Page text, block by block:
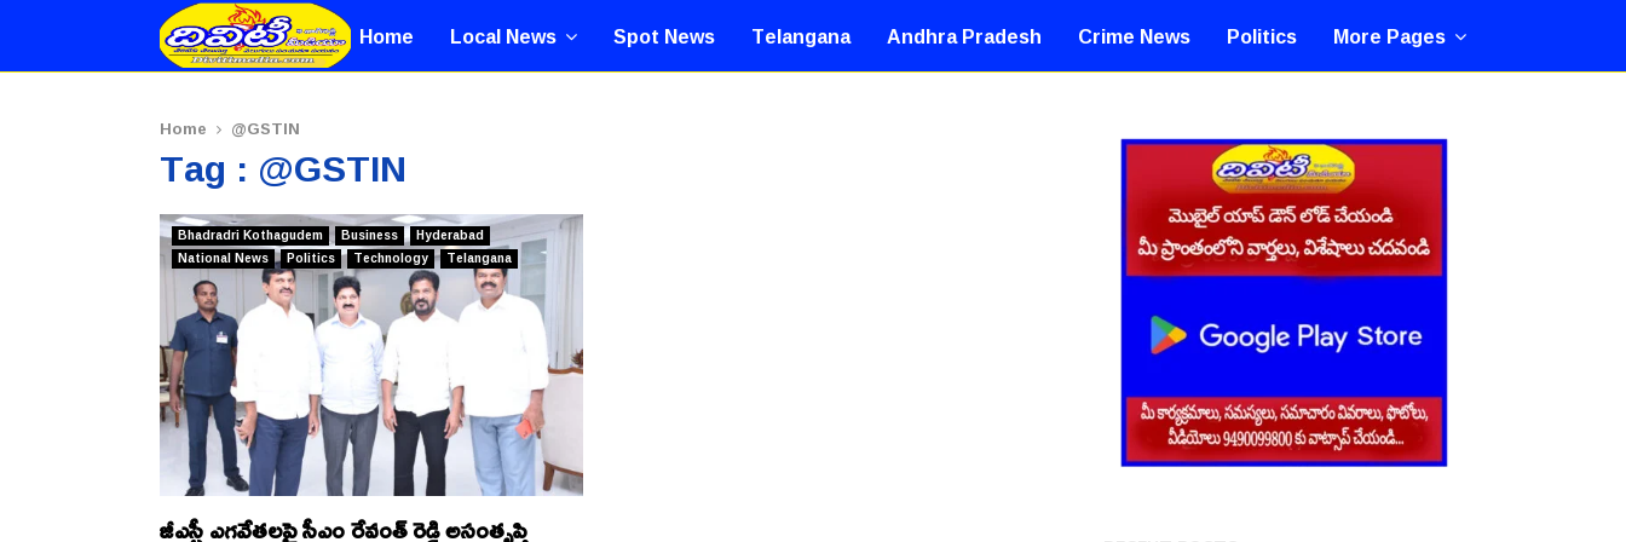
Home Local News Spot News Telangana Andhra Pradesh Crime News Politics More Pages
Home @GSTIN
Tag : @GSTIN
Bhadradri Kothagudem Business
Hyderabad
National News
Politics Technology Telangana
జీఎస్టీ ఎగవేతలపై సీఎం రేవంత్ రెడ్డి అసంతృప్తి